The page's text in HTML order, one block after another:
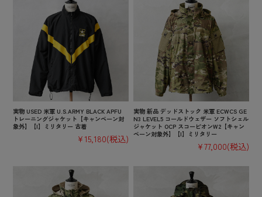
実物 USED 米軍 U.S.ARMY BLACK APFU
トレーニングジャケット【キャンペーン対
象外】【I】ミリタリー 古着
¥15,180(税込)
実物 新品 デッドストック 米軍 ECWCS GE
N3 LEVEL5 コールドウェザー ソフトシェル
ジャケット OCP スコーピオンW2【キャン
ペーン対象外】【I】ミリタリー
¥77,000(税込)